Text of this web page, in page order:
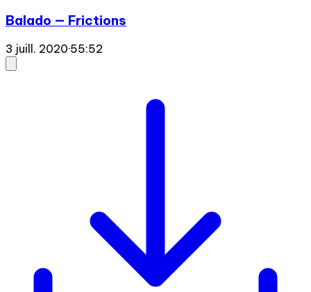
Balado — Frictions
3 juill. 2020·55:52